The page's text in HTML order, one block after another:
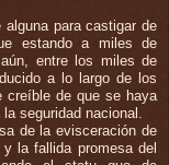
para castigar de
estando a miles de
entre los miles de
a lo largo de los
creíble de que se haya
seguridad nacional.
de la evisceración de
la fallida promesa del